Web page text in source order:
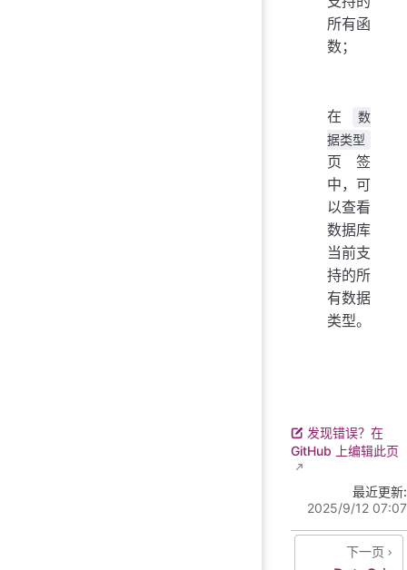
所有函
数；
在
数
据类型
页签
中，可
以查看
数据库
当前支
持的所
有数据
类型。
发现错误？在
GitHub 上编辑此页
最近更新:
2025/9/12 07:07
下一页